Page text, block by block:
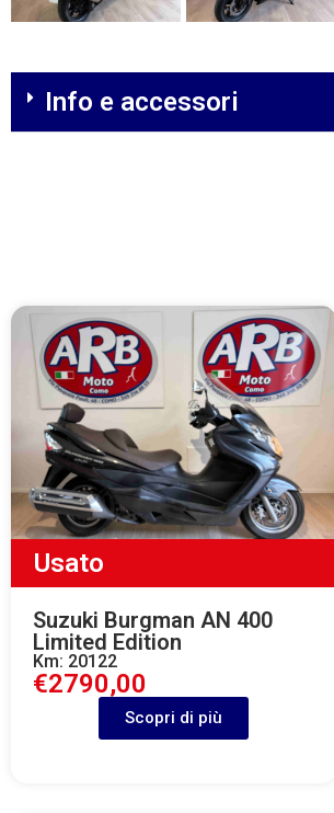
Info e accessori
Usato
Suzuki Burgman AN 400
Limited Edition
Km: 20122
€2790,00
Scopri di più